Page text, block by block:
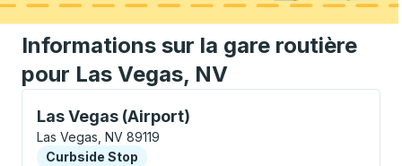
Informations sur la gare routière
pour Las Vegas, NV
Las Vegas (Airport)
Curbside Stop, utilisez les touches fléchées ou la
Las Vegas, NV 89119
Curbside Stop
Curbside Stop